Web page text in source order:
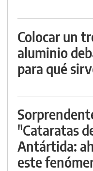
Colocar un
aluminio
para qué
"Cataratas
Antártida:
este